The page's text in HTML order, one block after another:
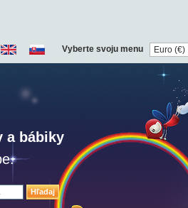
Hľadaj
a bábiky
Vyberte svoju menu